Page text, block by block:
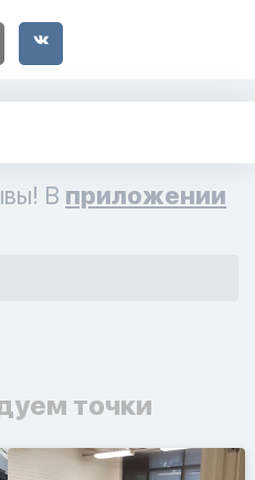
В приложении
точки